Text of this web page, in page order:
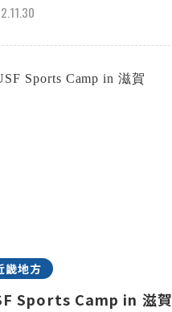
畿地方
Sports Camp in 滋賀